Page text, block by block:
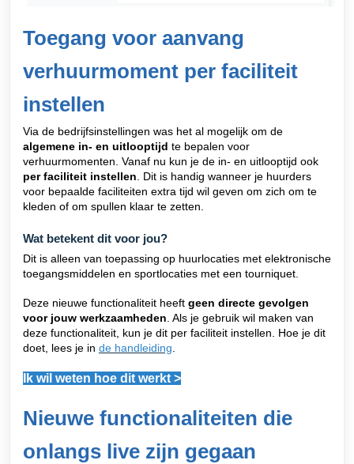
Toegang voor aanvang
verhuurmoment per faciliteit
instellen
Via de bedrijfsinstellingen was het al mogelijk om de
algemene in- en uitlooptijd te bepalen voor
verhuurmomenten. Vanaf nu kun je de in- en uitlooptijd ook
per faciliteit instellen . Dit is handig wanneer je huurders
voor bepaalde faciliteiten extra tijd wil geven om zich om te
kleden of om spullen klaar te zetten.
Wat betekent dit voor jou?
Dit is alleen van toepassing op huurlocaties met elektronische
toegangsmiddelen en sportlocaties met een tourniquet.
Deze nieuwe functionaliteit heeft geen directe gevolgen
voor jouw werkzaamheden . Als je gebruik wil maken van
deze functionaliteit, kun je dit per faciliteit instellen. Hoe je dit
doet, lees je in de handleiding
Ik wil weten hoe dit werkt >
Nieuwe functionaliteiten die
onlangs live zijn gegaan